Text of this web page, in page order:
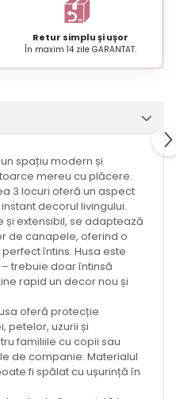
Retur simplu și ușor
În maxim 14 zile GARANTAT.
spațiu modern și
mereu cu plăcere.
3 locuri oferă un aspect
decorul livingului.
și extensibil, se adaptează
de canapele, oferind o
întins. Husa este
trebuie doar întinsă
rapid un decor nou și
oferă protecție
petelor, uzurii și
familiile cu copii sau
de companie. Materialul
fi spălat cu ușurință în